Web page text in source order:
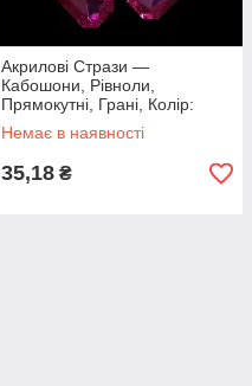
Акрилові Стрази —
Кабошони, Рівноли,
Прямокутні, Грані, Колір:
Малиновий, 18х13х5мм, (10
шт.)
Немає в наявності
35,18 ₴